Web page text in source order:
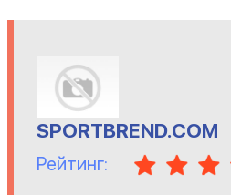
SPORTBREND.COM
Рейтинг: